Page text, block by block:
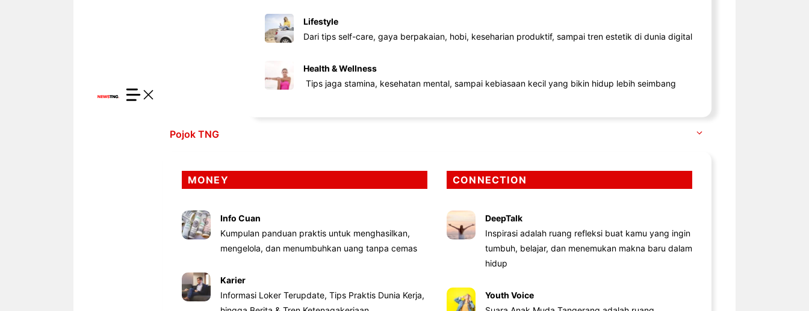
Lifestyle
Dari tips self-care, gaya berpakaian, hobi, keseharian produktif, sampai tren estetik di dunia digital
Health & Wellness
Tips jaga stamina, kesehatan mental, sampai kebiasaan kecil yang bikin hidup lebih seimbang
Pojok TNG
MONEY
Info Cuan
Kumpulan panduan praktis untuk menghasilkan,
mengelola, dan menumbuhkan uang tanpa cemas
Karier
Informasi Loker Terupdate, Tips Praktis Dunia Kerja,
CONNECTION
DeepTalk
Inspirasi adalah ruang refleksi buat kamu yang ingin
tumbuh, belajar, dan menemukan makna baru dalam
hidup
Youth Voice